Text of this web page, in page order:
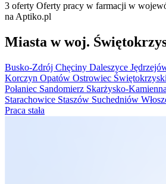
3 oferty Oferty pracy w farmacji w
na Aptiko.pl
Miasta w woj.
Busko-Zdrój Chęciny Daleszyce
Korczyn Opatów Ostrowiec Świętokrzyski
Połaniec Sandomierz Skarżysko-Kamienna
Starachowice Staszów Suchedniów
Praca stała